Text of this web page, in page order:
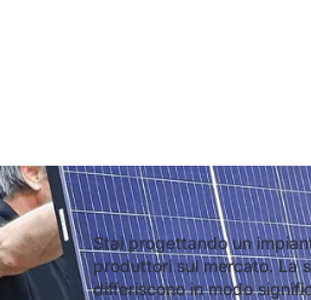
Stai progettando un
produttori sul mercato. La
differiscono in modo